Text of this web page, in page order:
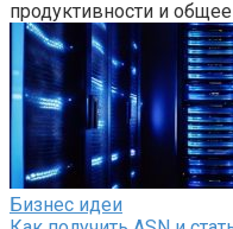
продуктивности и общее
Бизнес идеи